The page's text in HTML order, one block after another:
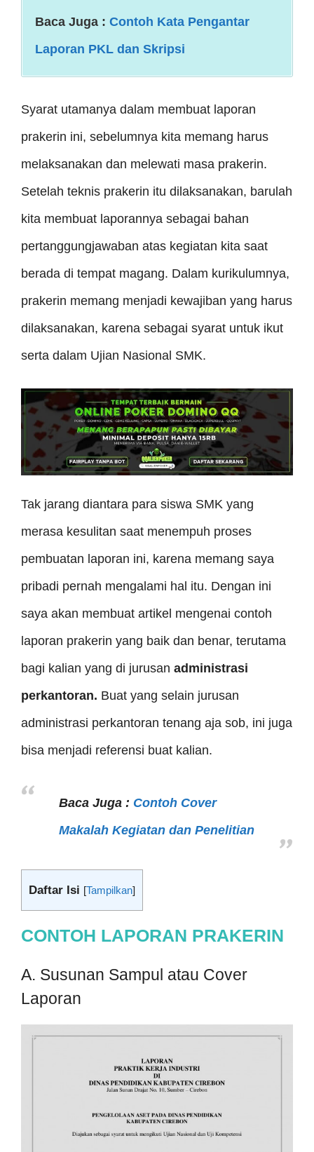
Baca Juga : Contoh Kata Pengantar
Laporan PKL dan Skripsi
Syarat utamanya dalam membuat laporan
prakerin ini, sebelumnya kita memang harus
melaksanakan dan melewati masa prakerin.
Setelah teknis prakerin itu dilaksanakan, barulah
kita membuat laporannya sebagai bahan
pertanggungjawaban atas kegiatan kita saat
berada di tempat magang. Dalam kurikulumnya,
prakerin memang menjadi kewajiban yang harus
dilaksanakan, karena sebagai syarat untuk ikut
serta dalam Ujian Nasional SMK.
Tak jarang diantara para siswa SMK yang
merasa kesulitan saat menempuh proses
pembuatan laporan ini, karena memang saya
pribadi pernah mengalami hal itu. Dengan ini
saya akan membuat artikel mengenai contoh
laporan prakerin yang baik dan benar, terutama
bagi kalian yang di jurusan administrasi
perkantoran. Buat yang selain jurusan
administrasi perkantoran tenang aja sob, ini juga
bisa menjadi referensi buat kalian.
Baca Juga : Contoh Cover
Makalah Kegiatan dan Penelitian
Daftar Isi [Tampilkan]
CONTOH LAPORAN PRAKERIN
A. Susunan Sampul atau Cover
Laporan